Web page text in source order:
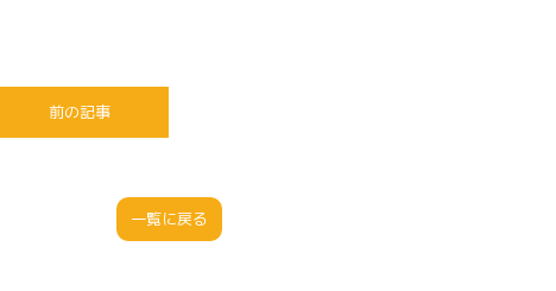
前の記事
一覧に戻る